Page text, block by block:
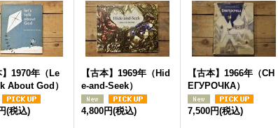
1970年（Le
About God）
(税込)
【古本】1969年（Hid
e-and-Seek）
4,800円(税込)
【古本】1966年（СН
ЕГУРОЧКА）
7,500円(税込)